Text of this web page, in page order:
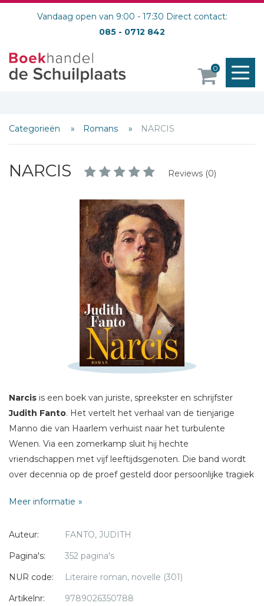
Vandaag open van 9:00 - 17:30 Direct contact:
085 - 0712 842
0
Categorieën Romans NARCIS
NARCIS Reviews (0)
Narcis is een boek van juriste, spreekster en schrijfster
Judith Fanto. Het vertelt het verhaal van de tienjarige
Manno die van Haarlem verhuist naar het turbulente
Wenen. Via een zomerkamp sluit hij hechte
vriendschappen met vijf leeftijdsgenoten. Die band wordt
over decennia op de proef gesteld door persoonlijke tragiek
geheimen en politieke overtuigingen in botsing komen en
De auteur debuteerde met bestseller Viktor. Dit boek werd
Meer informatie
Auteur:
FANTO, JUDITH
Pagina's:
352 pagina's
NUR code:
Literaire roman, novelle (301)
Artikelnr:
9789026350788
Schrijf hieronder je review!
E-mail *
Titel *
* = verplicht